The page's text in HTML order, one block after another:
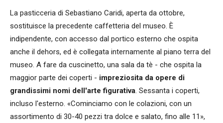
La pasticceria di Sebastiano Caridi, aperta da ottobre,
sostituisce la precedente caffetteria del museo. È
indipendente, con accesso dal portico esterno che ospita
anche il dehors, ed è collegata internamente al piano terra del
museo. A fare da cuscinetto, una sala da tè - che ospita la
maggior parte dei coperti - impreziosita da opere di
grandissimi nomi dell'arte figurativa. Sessanta i coperti,
incluso l'esterno. «Cominciamo con le colazioni, con un
assortimento di 30-40 pezzi tra dolce e salato, fino alle 11»,